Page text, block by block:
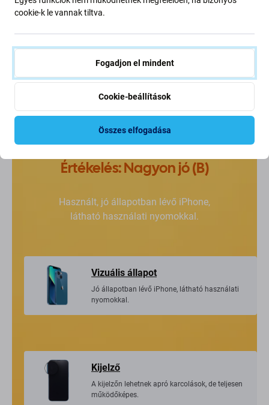
fogod, mit vásárolsz.
Értékelés: Nagyon jó (B)
Használt, jó állapotban lévő iPhone,
látható használati nyomokkal.
Vizuális állapot
Jó állapotban lévő iPhone, látható használati
nyomokkal.
Kijelző
A kijelzőn lehetnek apró karcolások, de teljesen
működőképes.
cookie-k le vannak tiltva.
Fogadjon el mindent
Cookie-beállítások
Összes elfogadása